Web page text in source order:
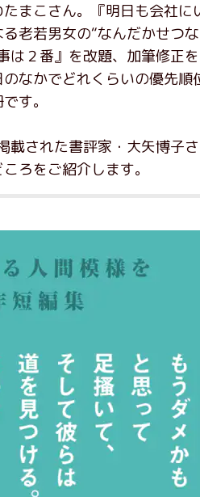
まこさん。『明日も会社に
老若男女の“なんだかせつ
は２番』を改題、加筆修正
のなかでどれくらいの優先
す。
載された書評家・大矢博子
ろをご紹介します。